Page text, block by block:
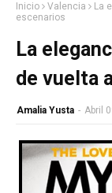
Inicio Valencia
La
escenarios
La
de vuelta
Amalia Yusta - Abril